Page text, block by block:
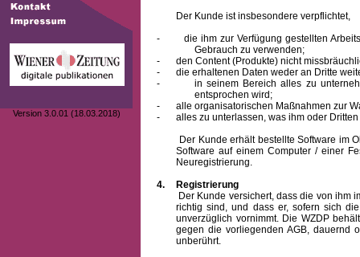
Version 3.0.01 (18.03.2018)
Der Kunde ist insbesondere verpflichtet,
-
die ihm zur Verfügung gestellten
Gebrauch zu verwenden;
-
den Content (Produkte) nicht
-
die erhaltenen Daten weder an Dritte
-
in seinem Bereich alles zu
entsprochen wird;
-
alle organisatorischen Maßnahmen zur
-
alles zu unterlassen, was ihm oder
Der Kunde erhält bestellte Software im
Software auf einem Computer / einer
Neuregistrierung.
4.
Registrierung
Der Kunde versichert, dass die von ihm
richtig sind, und dass er, sofern sich
unverzüglich vornimmt. Die WZDP
gegen die vorliegenden AGB, dauernd
unberührt.